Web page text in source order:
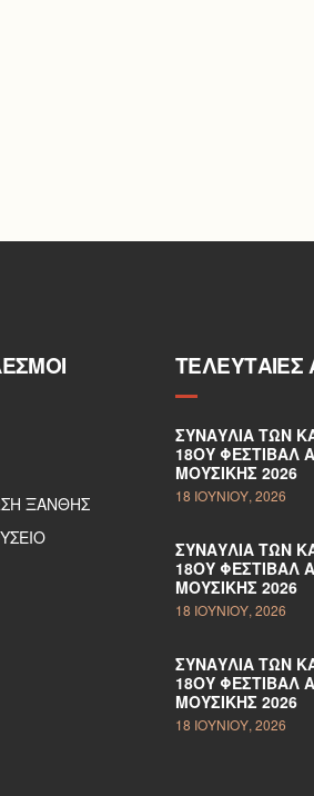
ΞΑΝΘΗΣ
ΤΕΛΕΥΤΑΊΕΣ
ΣΥΝΑΥΛΊΑ ΤΩΝ
18ΟΥ ΦΕΣΤΙΒΆΛ
ΜΟΥΣΙΚΉΣ 2026
18 ΙΟΥΝΊΟΥ, 2026
ΣΥΝΑΥΛΊΑ ΤΩΝ
18ΟΥ ΦΕΣΤΙΒΆΛ
ΜΟΥΣΙΚΉΣ 2026
18 ΙΟΥΝΊΟΥ, 2026
ΣΥΝΑΥΛΊΑ ΤΩΝ
18ΟΥ ΦΕΣΤΙΒΆΛ
ΜΟΥΣΙΚΉΣ 2026
18 ΙΟΥΝΊΟΥ, 2026